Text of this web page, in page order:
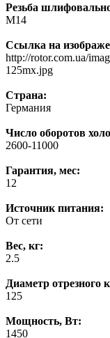
Резьба
М14
Ссылка на
http://rotor.com.ua/
125mx.jpg
Страна:
Германия
Число оборотов
2600-11000
Гарантия, мес:
12
Источник питания:
От сети
Вес, кг:
2.5
Диаметр отрезного
125
Мощность, Вт:
1450